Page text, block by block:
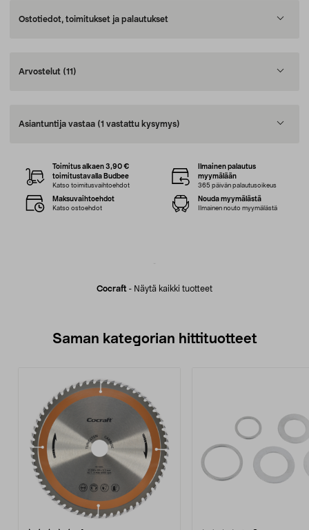
Ostotiedot, toimitukset ja palautukset
Arvostelut (11)
Asiantuntija vastaa (1 vastattu kysymys)
Cocraft - Näytä kaikki tuotteet
Toimitus alkaen 3,90 €
toimitustavalla Budbee
Katso toimitusvaihtoehdot
Ilmainen palautus
myymälään
365 päivän palautusoikeus
Maksuvaihtoehdot
Katso ostoehdot
Nouda myymälästä
Ilmainen nouto myymälästä
Saman kategorian hittituotteet